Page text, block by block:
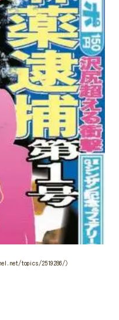
topics/2519286/）